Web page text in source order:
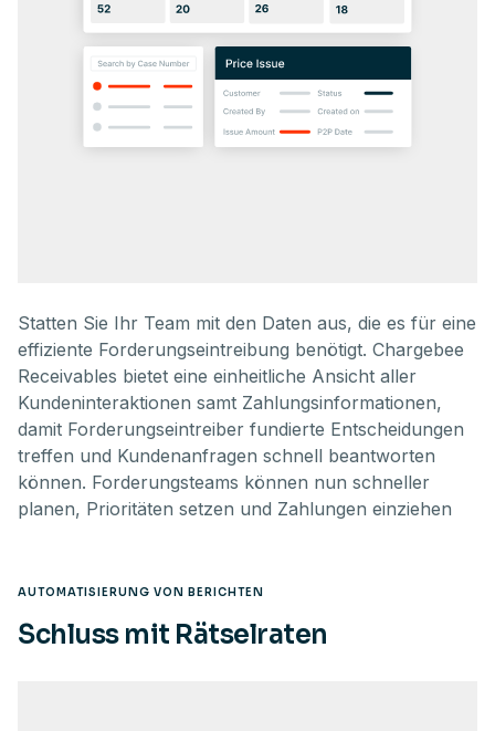
Statten Sie Ihr Team mit den Daten aus, die es für eine
effiziente Forderungseintreibung benötigt. Chargebee
Receivables bietet eine einheitliche Ansicht aller
Kundeninteraktionen samt Zahlungsinformationen,
damit Forderungseintreiber fundierte Entscheidungen
treffen und Kundenanfragen schnell beantworten
können. Forderungsteams können nun schneller
planen, Prioritäten setzen und Zahlungen einziehen
AUTOMATISIERUNG VON BERICHTEN
Schluss mit Rätselraten